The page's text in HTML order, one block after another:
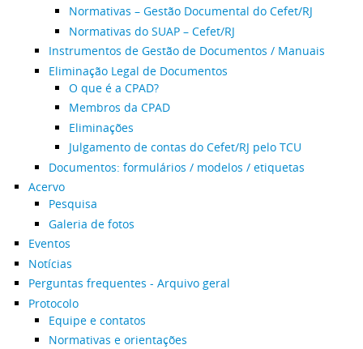
Normativas – Gestão Documental do Cefet/RJ
Normativas do SUAP – Cefet/RJ
Instrumentos de Gestão de Documentos / Manuais
Eliminação Legal de Documentos
O que é a CPAD?
Membros da CPAD
Eliminações
Julgamento de contas do Cefet/RJ pelo TCU
Documentos: formulários / modelos / etiquetas
Acervo
Pesquisa
Galeria de fotos
Eventos
Notícias
Perguntas frequentes - Arquivo geral
Protocolo
Equipe e contatos
Normativas e orientações